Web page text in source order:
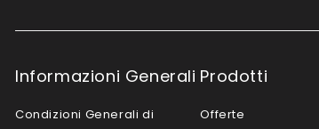
Informazioni Generali
Condizioni Generali di
Prodotti
Offerte